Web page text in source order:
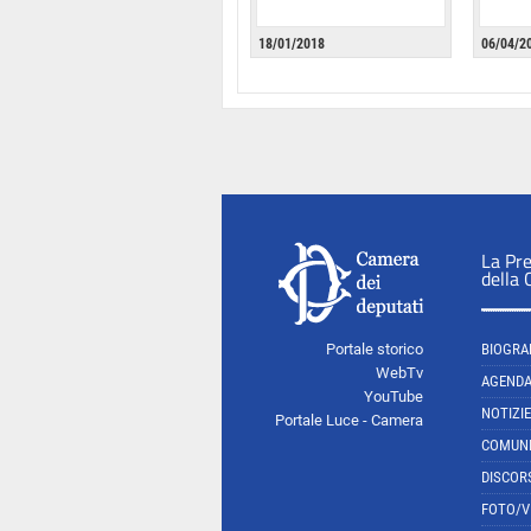
18/01/2018 06/04/
Portale storico
WebTv
YouTube
Portale Luce - Camera
La
della
AGENDA
NOTIZIE
FOTO/